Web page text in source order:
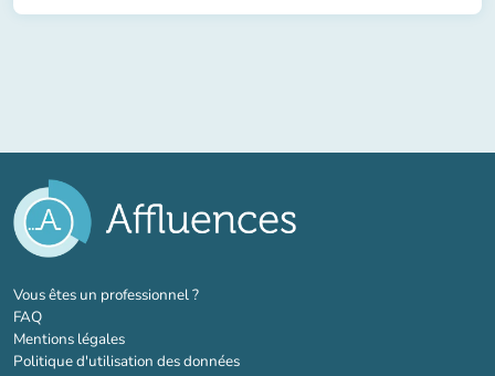
Vous êtes un professionnel ?(nouvel onglet)
FAQ
Mentions légales
Politique d'utilisation des données